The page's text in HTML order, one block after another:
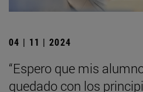
04 | 11 | 2024
“Espero que mis
quedado con los